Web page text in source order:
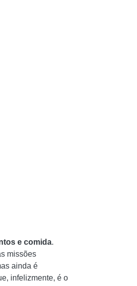
e comida.
missões
ainda é
infelizmente, é o